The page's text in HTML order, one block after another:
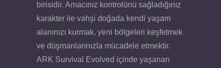
birisidir. Amacınız kontrolünü sağladığınız
karakter ile vahşi doğada kendi yaşam
alanınızı kurmak, yeni bölgeleri keşfetmek
ve düşmanlarınızla mücadele etmektir.
ARK Survival Evolved içinde yaşanan